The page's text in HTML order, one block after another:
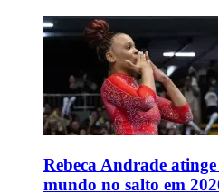
Rebeca Andrade
mundo no salto em